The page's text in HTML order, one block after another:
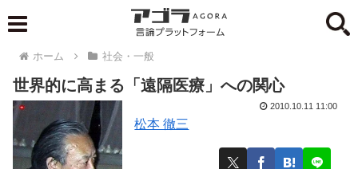
ホーム 社会・一般
世界的に高まる「遠隔医療」への関心
松本 徹三
2010.10.11 11:00